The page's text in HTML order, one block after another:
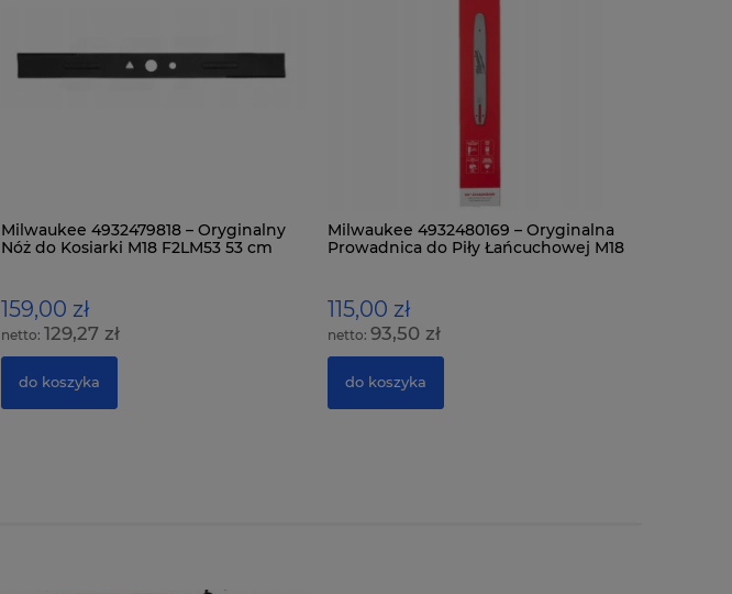
Milwaukee 4932479818 – Oryginalny
Nóż do Kosiarki M18 F2LM53 53 cm
159,00 zł
129,27 zł
do koszyka
Milwaukee 4932480169 – Oryginalna
Prowadnica do Piły Łańcuchowej M18
115,00 zł
93,50 zł
do koszyka